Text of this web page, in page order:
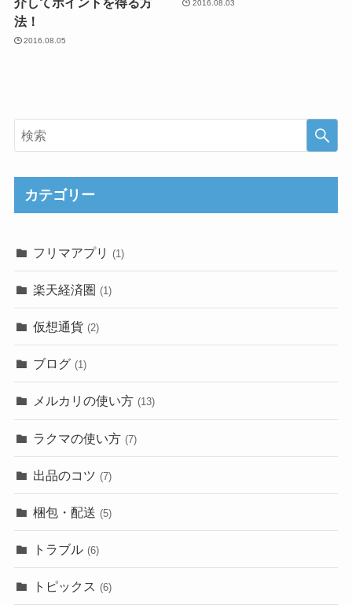
法！
2016.08.05
2016.08.03
カテゴリー
フリマアプリ (1)
楽天経済圏 (1)
仮想通貨 (2)
ブログ (1)
メルカリの使い方 (13)
ラクマの使い方 (7)
出品のコツ (7)
梱包・配送 (5)
トラブル (6)
トピックス (6)